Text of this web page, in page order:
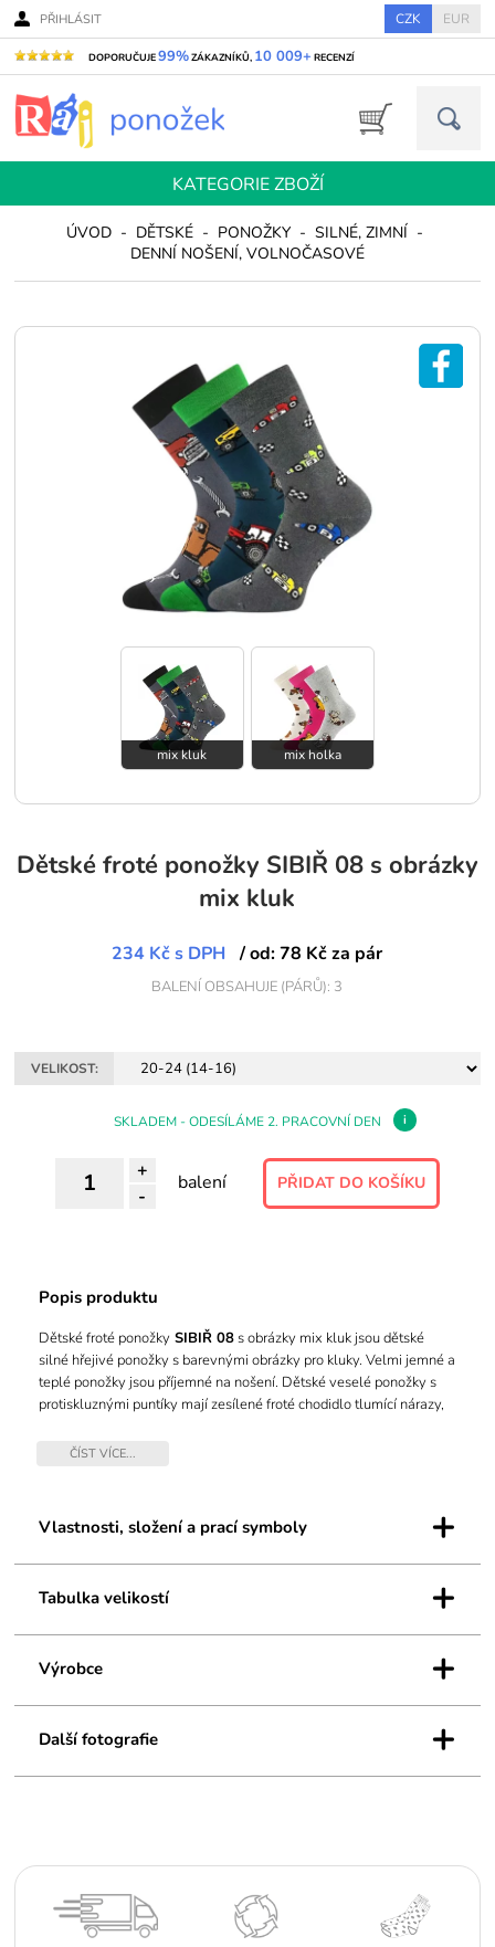
PŘIHLÁSIT CZK EUR
DOPORUČUJE99%ZÁKAZNÍKŮ, 10 009+ RECENZÍ
KATEGORIE ZBOŽÍ
ÚVOD - DĚTSKÉ - PONOŽKY - SILNÉ, ZIMNÍ -
DENNÍ NOŠENÍ, VOLNOČASOVÉ
mix kluk mix holka
Dětské froté ponožky SIBIŘ 08 s obrázky
mix kluk
234 Kč s DPH / od: 78 Kč za pár
BALENÍ OBSAHUJE (PÁRŮ): 3
VELIKOST:
SKLADEM - ODESÍLÁME 2. PRACOVNÍ DEN i
+
-
balení
Popis produktu
Dětské froté ponožky SIBIŘ 08s obrázky mix kluk jsou dětské
silné hřejivé ponožky s barevnými obrázky pro kluky. Velmi jemné a
teplé ponožky jsou příjemné na nošení. Dětské veselé ponožky s
protiskluznými puntíky mají zesílené froté chodidlo tlumící nárazy,
drží tvar a nepřetáčejí se. Bavlněné froté ponožky jsou hebké na
Díky protiskluznému chodidlu s ABS úpravou nemusí vaše děti ani
nosit bačkorky.
ČÍST VÍCE...
Vlastnosti, složení a prací symboly +
Tabulka velikostí +
Výrobce +
Další fotografie +